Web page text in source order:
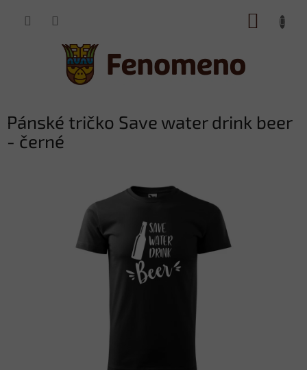
Pánské tričko Save water drink beer
- černé